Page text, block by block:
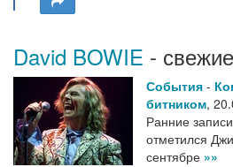
David BOWIE -
События -
битником,
Ранние
отметился
сентябре »»